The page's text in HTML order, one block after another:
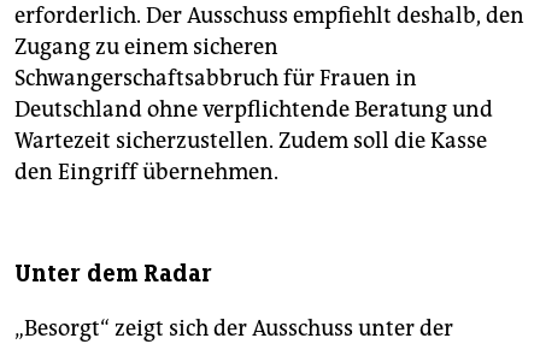
erforderlich. Der Ausschuss empfiehlt deshalb, den
Zugang zu einem sicheren
Schwangerschaftsabbruch für Frauen in
Deutschland ohne verpflichtende Beratung und
Wartezeit sicherzustellen. Zudem soll die Kasse
den Eingriff übernehmen.
Unter dem Radar
„Besorgt“ zeigt sich der Ausschuss unter der